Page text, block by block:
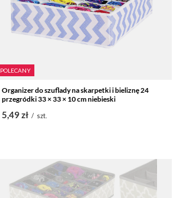
POLECANY
Organizer do szuflady na skarpetki i bieliznę 24
przegródki 33 × 33 × 10 cm niebieski
5,49 zł / szt.